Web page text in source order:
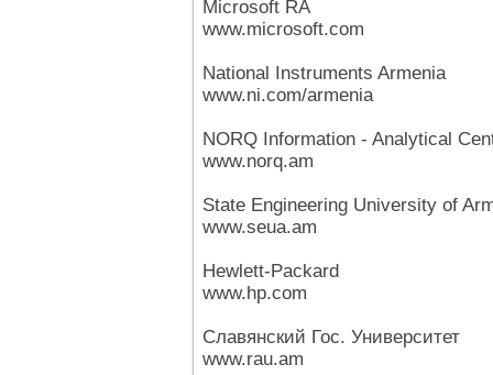
Microsoft RA
www.microsoft.com
National Instruments Armenia
www.ni.com/armenia
NORQ Information - Analytical
www.norq.am
State Engineering University of
www.seua.am
Hewlett-Packard
www.hp.com
Славянский Гос. Университет
www.rau.am